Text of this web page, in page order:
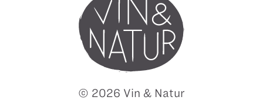
© 2026 Vin & Natur